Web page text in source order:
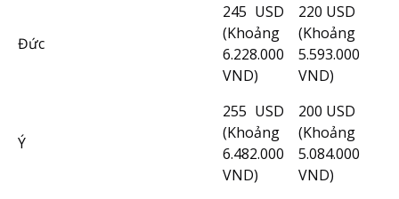
Đức
245 USD
(Khoảng
6.228.000
VND)
220 USD
(Khoảng
5.593.000
VND)
Ý
255 USD
(Khoảng
6.482.000
VND)
200 USD
(Khoảng
5.084.000
VND)